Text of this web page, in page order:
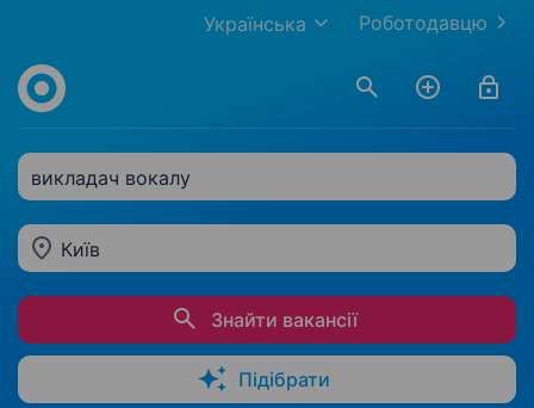
Роботодавцю
Українська
викладач вокалу
Київ
Знайти вакансії
Підібрати